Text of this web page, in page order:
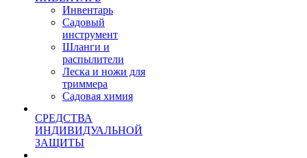
Инвентарь
Садовый
инструмент
Шланги и
распылители
Леска и ножи для
триммера
Садовая химия
СРЕДСТВА
ИНДИВИДУАЛЬНОЙ
ЗАЩИТЫ